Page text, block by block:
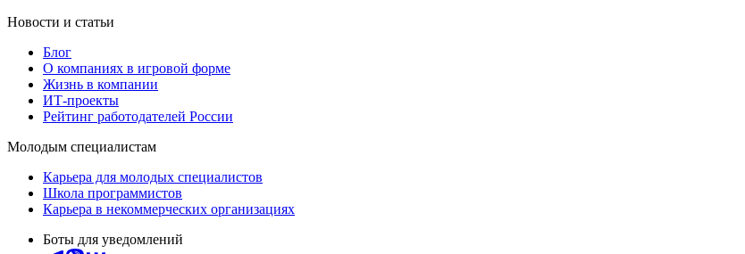
Новости и статьи
Блог
О компаниях в игровой форме
Жизнь в компании
ИТ-проекты
Рейтинг работодателей России
Молодым специалистам
Карьера для молодых специалистов
Школа программистов
Карьера в некоммерческих организациях
Боты для уведомлений